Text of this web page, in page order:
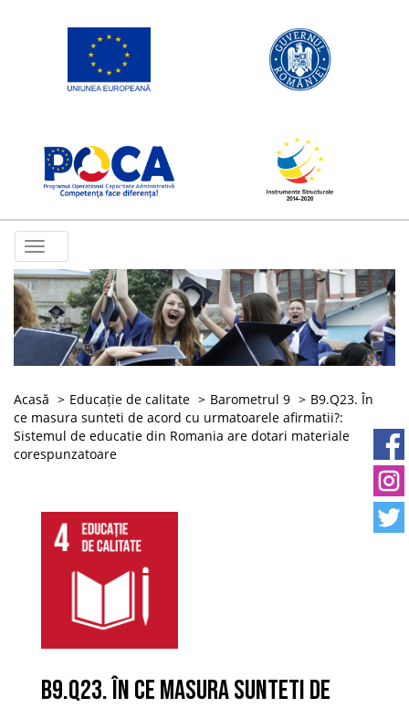
Toggle
navigation
Acasă Educație de calitate Barometrul 9
B9.Q23. În
ce masura sunteti de acord cu urmatoarele afirmatii?:
Sistemul de educatie din Romania are dotari materiale
corespunzatoare
B9.Q23. În ce masura sunteti de